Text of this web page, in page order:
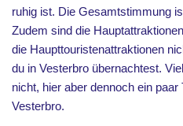
ruhig ist. Die Gesamtstimmung
Zudem sind die
die Haupttouristenattraktionen
du in Vesterbro übernachtest.
nicht, hier aber dennoch ein
Vesterbro.